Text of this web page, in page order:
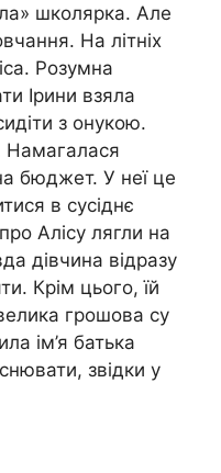
школярка. Але
На літніх
Розумна
Ірини взяла
з онукою.
Намагалася
бюджет. У неї це
в сусіднє
Алісу лягли на
дівчина відразу
Крім цього, їй
грошова су
ім’я батька
звідки у